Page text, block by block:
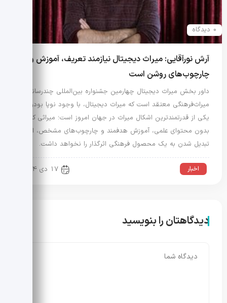
0 دیدگاه
آرش نورآقایی: میراث دیجیتال نیازمند تعریف، آموزش و
چارچوب‌های روشن است
داور بخش میراث دیجیتال چهارمین جشنواره بین‌المللی چندرسانه‌ای
میراث‌فرهنگی معتقد است که میراث دیجیتال، با وجود نوپا بودن،
یکی از قدرتمندترین اشکال میراث در جهان امروز است؛ میراثی که
بدون محتوای علمی، آموزش هدفمند و چارچوب‌های مشخص، امکان
تبدیل شدن به یک محصول فرهنگی اثرگذار را نخواهد داشت.
اخبار 17 دی 1404
دیدگاهتان را بنویسید